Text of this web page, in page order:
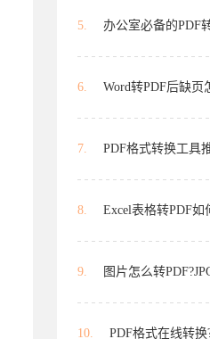
5. 办公室必备的PDF
6. Word转PDF后缺页
7. PDF格式转换工具
8. Excel表格转PDF
9. 图片怎么转
10. PDF格式在线转